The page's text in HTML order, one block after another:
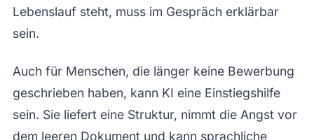
Lebenslauf steht, muss im Gespräch erklärbar
sein.
Auch für Menschen, die länger keine Bewerbung
geschrieben haben, kann KI eine Einstiegshilfe
sein. Sie liefert eine Struktur, nimmt die Angst vor
dem leeren Dokument und kann sprachliche